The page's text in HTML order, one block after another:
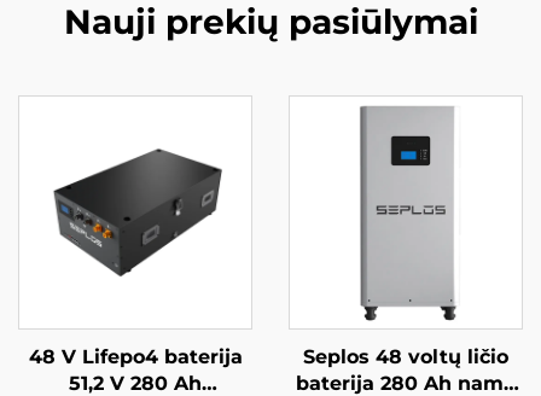
Nauji prekių pasiūlymai
48 V Lifepo4 baterija
51,2 V 280 Ah
Seplos 48 voltų ličio
baterija 280 Ah namų